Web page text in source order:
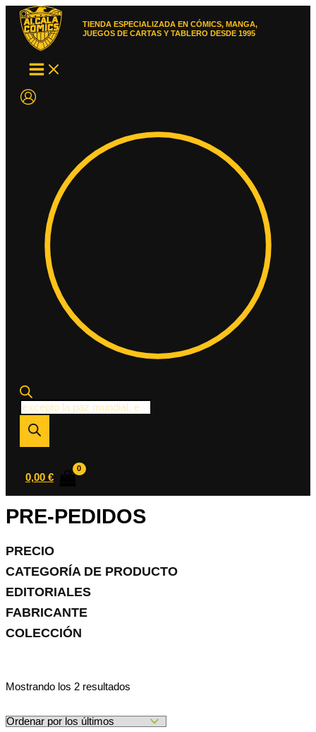
contenido
TIENDA ESPECIALIZADA EN CÓMICS, MANGA,
JUEGOS DE CARTAS Y TABLERO DESDE 1995
Búsqueda
de
productos
0,00 €
PRE-PEDIDOS
PRECIO
CATEGORÍA DE PRODUCTO
EDITORIALES
FABRICANTE
COLECCIÓN
Mostrando los 2 resultados
últimos